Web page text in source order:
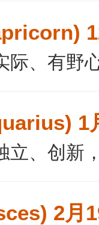
际、有野
1
立、创新
2月